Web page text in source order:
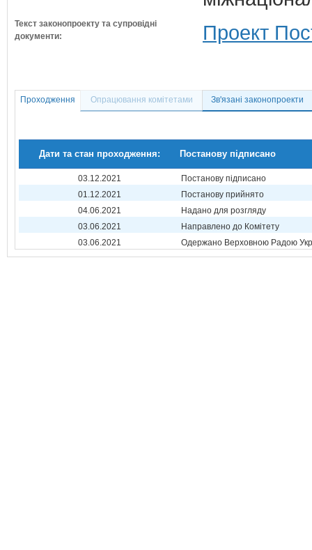
Текст законопроекту та супровідні
документи:
Проект
Проходження Опрацювання комітетами Зв'язані законопроекти
Дати та стан проходження: Постанову підписано
03.12.2021
Постанову підписано
01.12.2021
Постанову прийнято
04.06.2021
Надано для розгляду
03.06.2021
Направлено до Комітету
03.06.2021
Одержано Верховною Радою